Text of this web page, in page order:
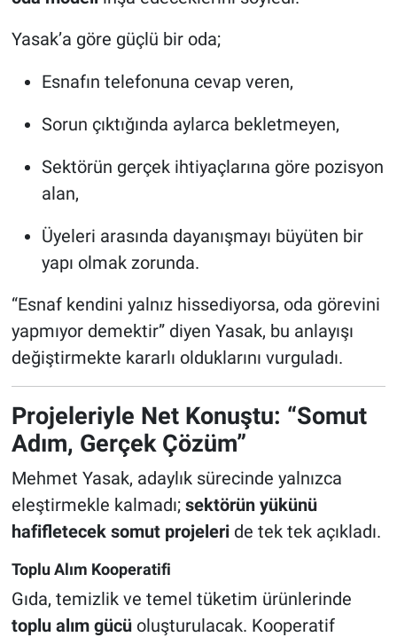
Yasak’a göre güçlü bir oda;
Esnafın telefonuna cevap veren,
Sorun çıktığında aylarca bekletmeyen,
Sektörün gerçek ihtiyaçlarına göre pozisyon
alan,
Üyeleri arasında dayanışmayı büyüten bir
yapı olmak zorunda.
“Esnaf kendini yalnız hissediyorsa, oda görevini
yapmıyor demektir” diyen Yasak, bu anlayışı
değiştirmekte kararlı olduklarını vurguladı.
Projeleriyle Net Konuştu: “Somut
Adım, Gerçek Çözüm”
Mehmet Yasak, adaylık sürecinde yalnızca
eleştirmekle kalmadı; sektörün yükünü
hafifletecek somut projeleride tek tek açıkladı.
Toplu Alım Kooperatifi
Gıda, temizlik ve temel tüketim ürünlerinde
toplu alım gücüoluşturulacak. Kooperatif